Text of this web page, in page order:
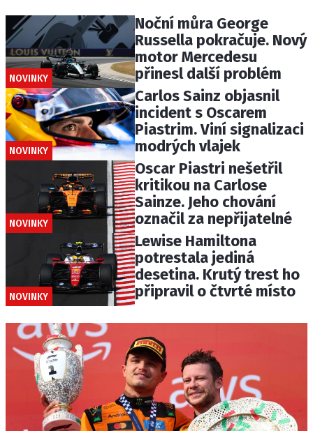
NOVINKY
Noční můra George
Russella pokračuje. Nový
motor Mercedesu
přinesl další problém
NOVINKY
Carlos Sainz objasnil
incident s Oscarem
Piastrim. Viní signalizaci
modrých vlajek
NOVINKY
Oscar Piastri nešetřil
kritikou na Carlose
Sainze. Jeho chování
označil za nepřijatelné
NOVINKY
Lewise Hamiltona
potrestala jediná
desetina. Krutý trest ho
připravil o čtvrté místo